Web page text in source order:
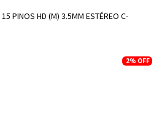
Pix
PINOS HD (M) 3.5MM ESTÉREO C-
2% OFF